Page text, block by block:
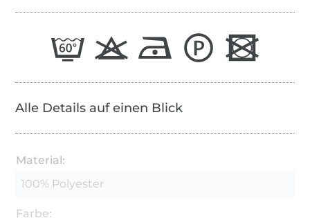
Alle Details auf einen Blick
Material:
100% Polyester
Farbe: